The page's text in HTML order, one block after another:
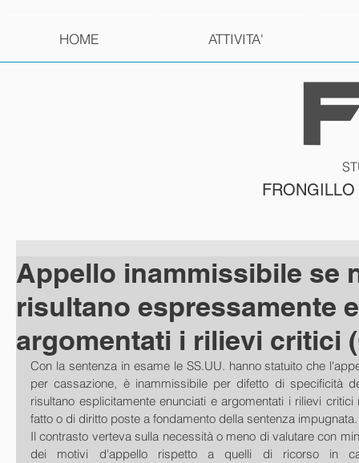
HOME ATTIVITA'
Appello inammissibile se
risultano espressamente
argomentati i rilievi critici
Con la sentenza in esame le SS.UU. hanno statuito che
per cassazione, è inammissibile per difetto di specificità
risultano esplicitamente enunciati e argomentati i rilievi
fatto o di diritto poste a fondamento della sentenza impugnata.
Il contrasto verteva sulla necessità o meno di valutare con
dei motivi d'appello rispetto a quelli di ricorso in